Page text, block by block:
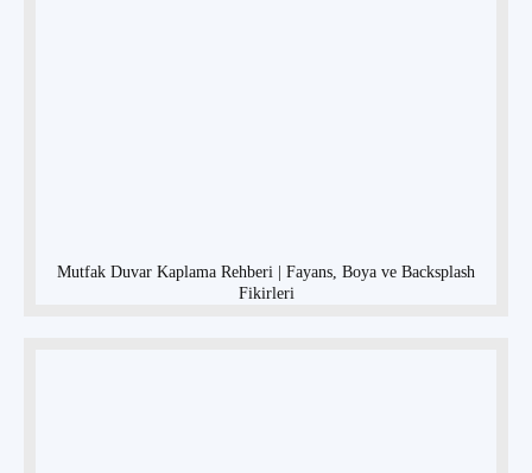
Mutfak Duvar Kaplama Rehberi | Fayans, Boya ve Backsplash
Fikirleri